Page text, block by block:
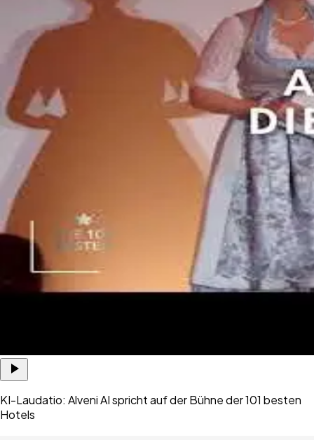
KI-Laudatio: Alveni AI spricht auf der Bühne der 101 besten
Hotels